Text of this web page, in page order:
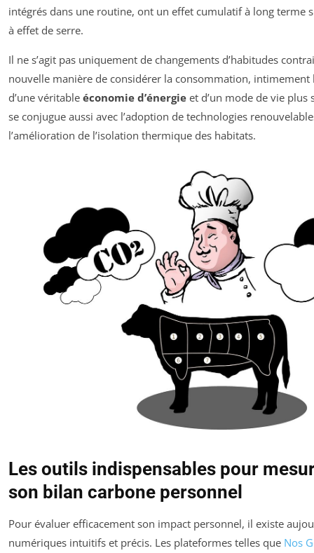
intégrés dans une routine, ont un effet cumulatif à long terme
à effet de serre.
Il ne s’agit pas uniquement de changements d’habitudes
nouvelle manière de considérer la consommation,
d’une véritable économie d’énergie et d’un mode de vie plus
se conjugue aussi avec l’adoption de technologies
l’amélioration de l’isolation thermique des habitats.
Les outils indispensables pour
son bilan carbone personnel
Pour évaluer efficacement son impact personnel, il existe
numériques intuitifs et précis. Les plateformes telles que Nos